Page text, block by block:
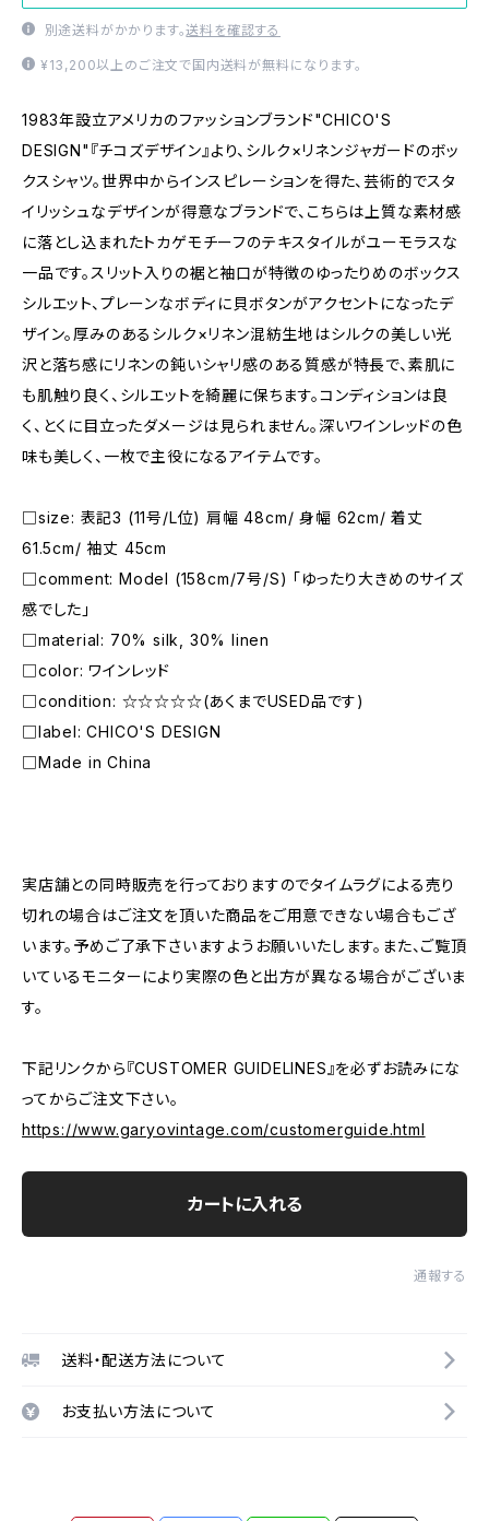
別途送料がかかります。送料を確認する
¥13,200以上のご注文で国内送料が無料になります。
1983年設立アメリカのファッションブランド"CHICO'S
DESIGN"『チコズデザイン』より、シルク×リネンジャガードのボッ
クスシャツ。世界中からインスピレーションを得た、芸術的でスタ
イリッシュなデザインが得意なブランドで、こちらは上質な素材感
に落とし込まれたトカゲモチーフのテキスタイルがユーモラスな
一品です。スリット入りの裾と袖口が特徴のゆったりめのボックス
シルエット、プレーンなボディに貝ボタンがアクセントになったデ
ザイン。厚みのあるシルク×リネン混紡生地はシルクの美しい光
沢と落ち感にリネンの鈍いシャリ感のある質感が特長で、素肌に
も肌触り良く、シルエットを綺麗に保ちます。コンディションは良
く、とくに目立ったダメージは見られません。深いワインレッドの色
味も美しく、一枚で主役になるアイテムです。
□size: 表記3 (11号/L位) 肩幅 48cm/ 身幅 62cm/ 着丈
61.5cm/ 袖丈 45cm
□comment: Model (158cm/7号/S) 「ゆったり大きめのサイズ
感でした」
□material: 70% silk, 30% linen
□color: ワインレッド
□condition: ☆☆☆☆☆(あくまでUSED品です)
□label: CHICO'S DESIGN
□Made in China
実店舗との同時販売を行っておりますのでタイムラグによる売り
切れの場合はご注文を頂いた商品をご用意できない場合もござ
います。予めご了承下さいますようお願いいたします。また、ご覧頂
いているモニターにより実際の色と出方が異なる場合がございま
す。
下記リンクから『CUSTOMER GUIDELINES』を必ずお読みにな
ってからご注文下さい。
https://www.garyovintage.com/customerguide.html
カートに入れる
通報する
送料・配送方法について
お支払い方法について